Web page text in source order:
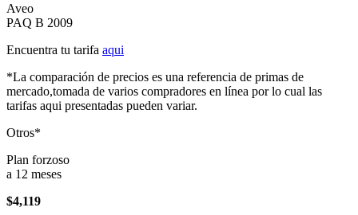
Aveo
PAQ B 2009
Encuentra tu tarifa aqui
*La comparación de precios es una referencia de primas de
mercado,tomada de varios compradores en línea por lo cual las
tarifas aqui presentadas pueden variar.
Otros*
Plan forzoso
a 12 meses
$4,119